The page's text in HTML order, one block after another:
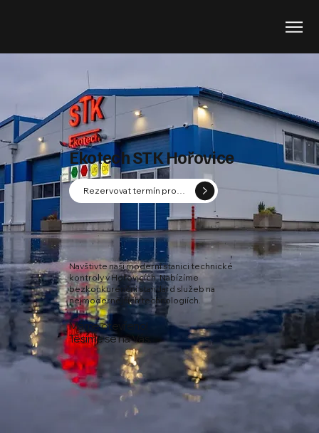
Ekotech STK Hořovice
Rezervovat termín prohlídky
Navštivte naši moderní stanici technické
kontroly v Hořovicích. Nabízíme
bezkonkurenční standard služeb na
nejmodernějších technologiích.
Máme otevřeno!
Těsíme se na Vás.